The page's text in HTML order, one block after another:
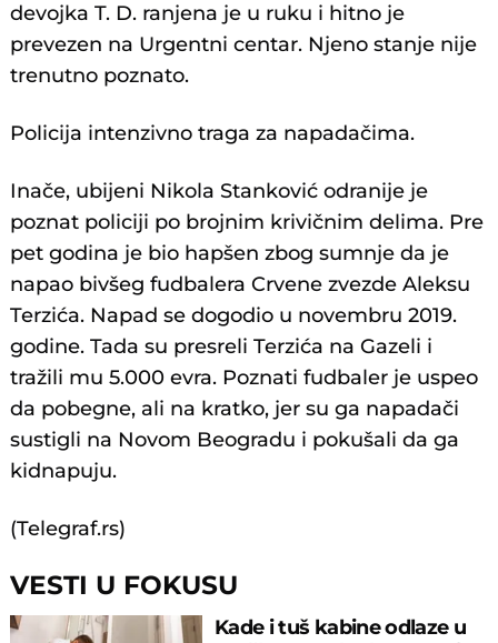
devojka T. D. ranjena je u ruku i hitno je
prevezen na Urgentni centar. Njeno stanje nije
trenutno poznato.
Policija intenzivno traga za napadačima.
Inače, ubijeni Nikola Stanković odranije je
poznat policiji po brojnim krivičnim delima. Pre
pet godina je bio hapšen zbog sumnje da je
napao bivšeg fudbalera Crvene zvezde Aleksu
Terzića. Napad se dogodio u novembru 2019.
godine. Tada su presreli Terzića na Gazeli i
tražili mu 5.000 evra. Poznati fudbaler je uspeo
da pobegne, ali na kratko, jer su ga napadači
sustigli na Novom Beogradu i pokušali da ga
kidnapuju.
(Telegraf.rs)
VESTI U FOKUSU
Kade i tuš kabine odlaze u